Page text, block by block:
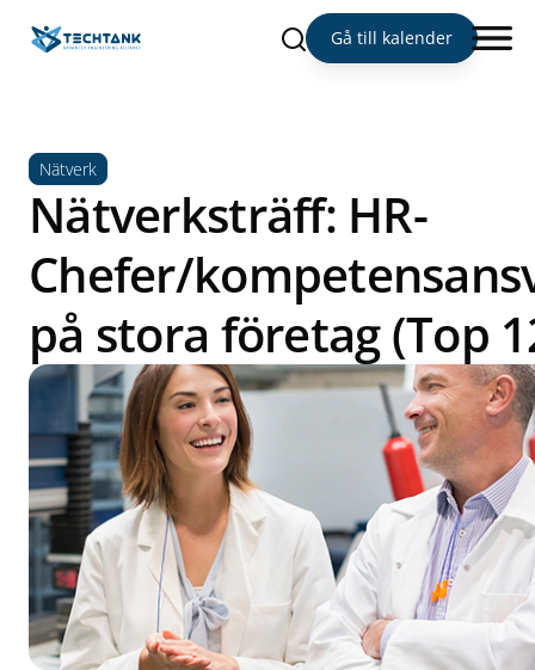
Sök Gå till kalender
Nätverk
Nätverksträff: HR-
Chefer/
på stora företag (Top